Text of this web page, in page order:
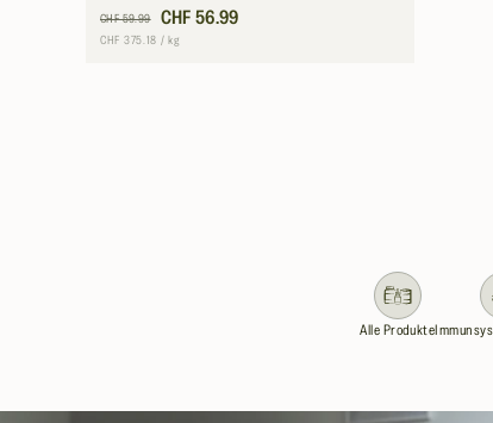
Normaler
Preis
CHF 59.99
VerkaufspreisCHF 56.99
Grundpreis
CHF 375.18 / pro
kg
Alle Produkte